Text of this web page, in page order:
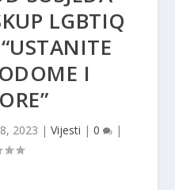
LGBTIQ
I
2023 | Vijesti | 0 |